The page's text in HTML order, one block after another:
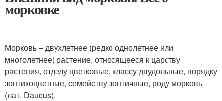
морковке
Морковь – двухлетнее (редко однолетнее или
многолетнее) растение, относящееся к царству
растения, отделу цветковые, классу двудольные, порядку
зонтикоцветные, семейству зонтичные, роду морковь
(лат. Daucus).